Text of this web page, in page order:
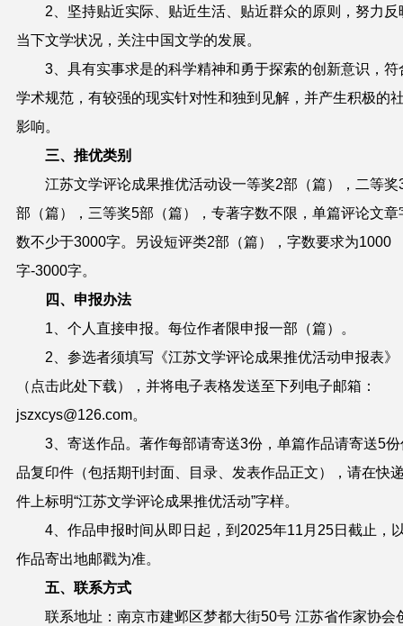
2、坚持贴近实际、贴近生活、贴近群众的原则，努力反
当下文学状况，关注中国文学的发展。
3、具有实事求是的科学精神和勇于探索的创新意识，符
学术规范，有较强的现实针对性和独到见解，并产生积极的
影响。
三、 推优类别
江苏文学评论成果推优活动设一等奖2部（篇） ，二等奖
部（篇）
，三等奖5部（篇） ， 专著字数不限，单篇评论文章
数不少于3000字。
另设短评类2部（篇），字数要求为1000
字-3000字。
四、 申报办法
1、个人直接申报。每位作者限申报一部（篇）。
2、参选者须填写《江苏文学评论成果推优活动申报表》
（点击此处下载）， 并将电子表格发送至下列 电子邮箱 ：
jszxcys@126.com。
3、寄送作品。著作每部请寄送3份，单篇作品请寄送5份
品复印件（包括期刊封面、目录、发表作品正文）
， 请在快
件上标明“江苏文学评论成果推优活动”字样。
4、作品申报时间从即日起，到2025年11 月 25日截止，
作品寄出地邮戳为准。
五、联系方式
联系地址：南京市建邺区梦都大街50号 江苏省作家协会